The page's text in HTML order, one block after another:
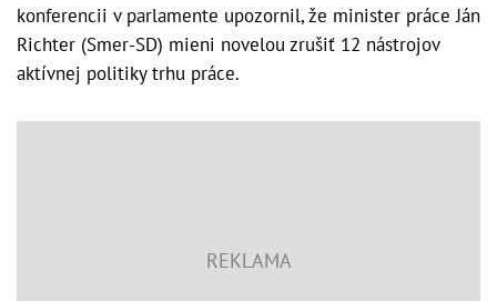
konferencii v parlamente upozornil, že minister práce Ján
Richter (Smer-SD) mieni novelou zrušiť 12 nástrojov
aktívnej politiky trhu práce.